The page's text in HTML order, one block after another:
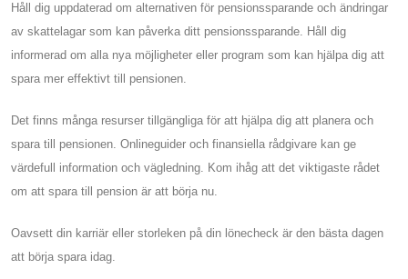
Håll dig uppdaterad om alternativen för pensionssparande och ändringar
av skattelagar som kan påverka ditt pensionssparande. Håll dig
informerad om alla nya möjligheter eller program som kan hjälpa dig att
spara mer effektivt till pensionen.
Det finns många resurser tillgängliga för att hjälpa dig att planera och
spara till pensionen. Onlineguider och finansiella rådgivare kan ge
värdefull information och vägledning. Kom ihåg att det viktigaste rådet
om att spara till pension är att börja nu.
Oavsett din karriär eller storleken på din lönecheck är den bästa dagen
att börja spara idag.